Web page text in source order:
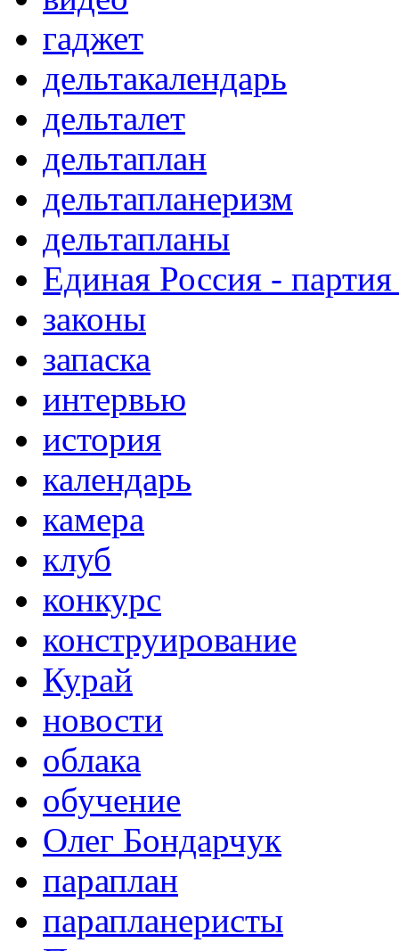
гаджет
дельтакалендарь
дельталет
дельтаплан
дельтапланеризм
дельтапланы
Единая Россия -
законы
запаска
интервью
история
календарь
камера
клуб
конкурс
конструирование
Курай
новости
облака
обучение
Олег Бондарчук
параплан
парапланеристы